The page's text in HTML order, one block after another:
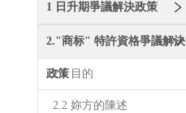
1 日升期爭議解決政策
2."商标" 特許資格爭議解決
政策
2.1 目的
2.2 妳方的陳述